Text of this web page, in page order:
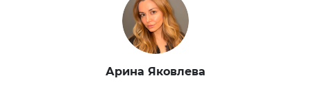
Арина Яковлева